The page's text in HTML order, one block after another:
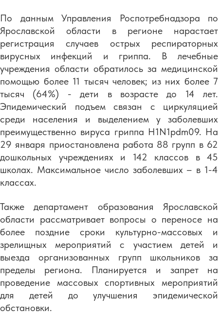
По данным Управления Роспотребнадзора по
Ярославской области в регионе нарастает
регистрация случаев острых респираторных
вирусных инфекций и гриппа. В лечебные
учреждения области обратилось за медицинской
помощью более 11 тысяч человек; из них более 7
тысяч (64%) - дети в возрасте до 14 лет.
Эпидемический подъем связан с циркуляцией
среди населения и выделением у заболевших
преимущественно вируса гриппа H1N1pdm09. На
29 января приостановлена работа 88 групп в 62
дошкольных учреждениях и 142 классов в 45
школах. Максимальное число заболевших – в 1-4
классах.
Также департамент образования Ярославской
области рассматривает вопросы о переносе на
более поздние сроки культурно-массовых и
зрелищных мероприятий с участием детей и
выезда организованных групп школьников за
пределы региона. Планируется и запрет на
проведение массовых спортивных мероприятий
для детей до улучшения эпидемической
обстановки.